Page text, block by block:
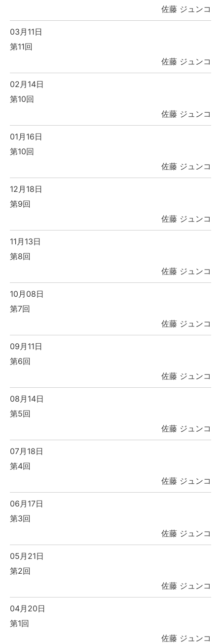
佐藤 ジュンコ
03月11日
第11回
佐藤 ジュンコ
02月14日
第10回
佐藤 ジュンコ
01月16日
第10回
佐藤 ジュンコ
12月18日
第9回
佐藤 ジュンコ
11月13日
第8回
佐藤 ジュンコ
10月08日
第7回
佐藤 ジュンコ
09月11日
第6回
佐藤 ジュンコ
08月14日
第5回
佐藤 ジュンコ
07月18日
第4回
佐藤 ジュンコ
06月17日
第3回
佐藤 ジュンコ
05月21日
第2回
佐藤 ジュンコ
04月20日
第1回
佐藤 ジュンコ